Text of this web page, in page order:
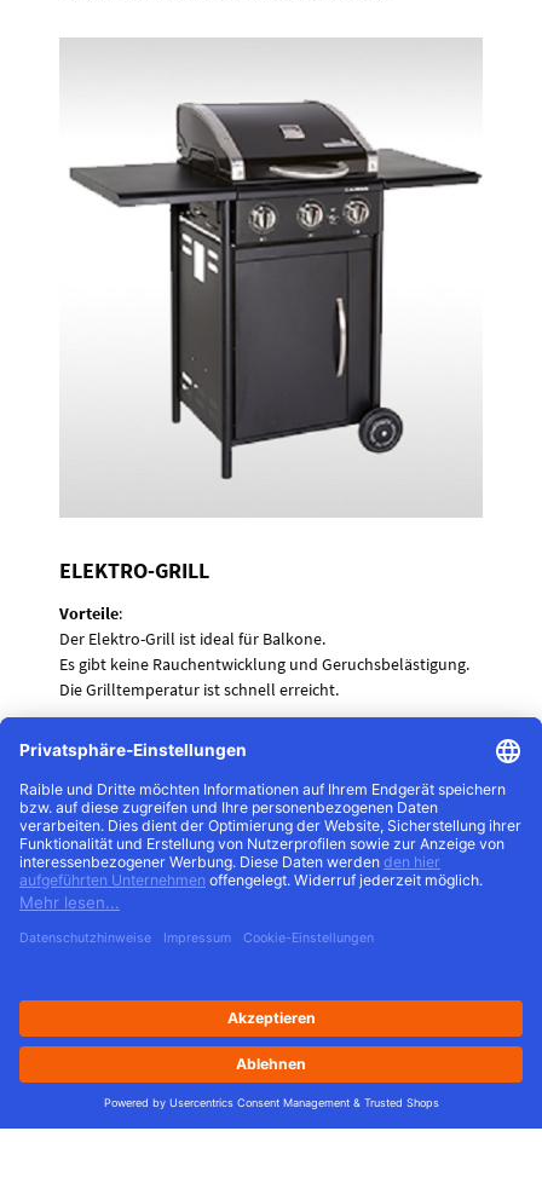
ELEKTRO-GRILL
Vorteile:
Der Elektro-Grill ist ideal für Balkone.
Es gibt keine Rauchentwicklung und Geruchsbelästigung.
Die Grilltemperatur ist schnell erreicht.
Elektro-Grills sind nicht so hitzestark.
Der typische Grillgeschmack fehlt.
Auf dem Grillgut können leicht Brennspuren der
Heizspiralen entstehen.